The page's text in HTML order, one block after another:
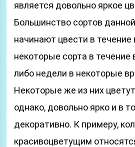
является довольно яркое
Большинство сортов
начинают цвести в течение
некоторые сорта в течение
либо недели в некоторые
Некоторые же из них
однако, довольно ярко и в
декоративно. К примеру,
красивоцветущим